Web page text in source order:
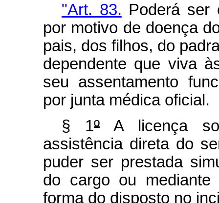
"Art. 83. Poderá ser
por motivo de doença
pais, dos filhos, do
dependente que viva
seu assentamento
por junta médica oficial.
§ 1ºA licença
assistência direta do
puder ser prestada
do cargo ou mediante
forma do disposto no